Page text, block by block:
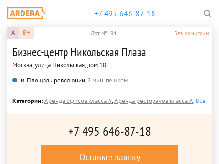
+7 495 646-87-18
A B+ Лот №181 Без комиссии
Бизнес-центр Никольская Плаза
Москва, улица Никольская, дом 10
м. Площадь революции,2 мин. пешком
Категории:Аренда офисов класса A,Аренда ресторанов класса A,Все
+7 495 646-87-18
Оставьте заявку